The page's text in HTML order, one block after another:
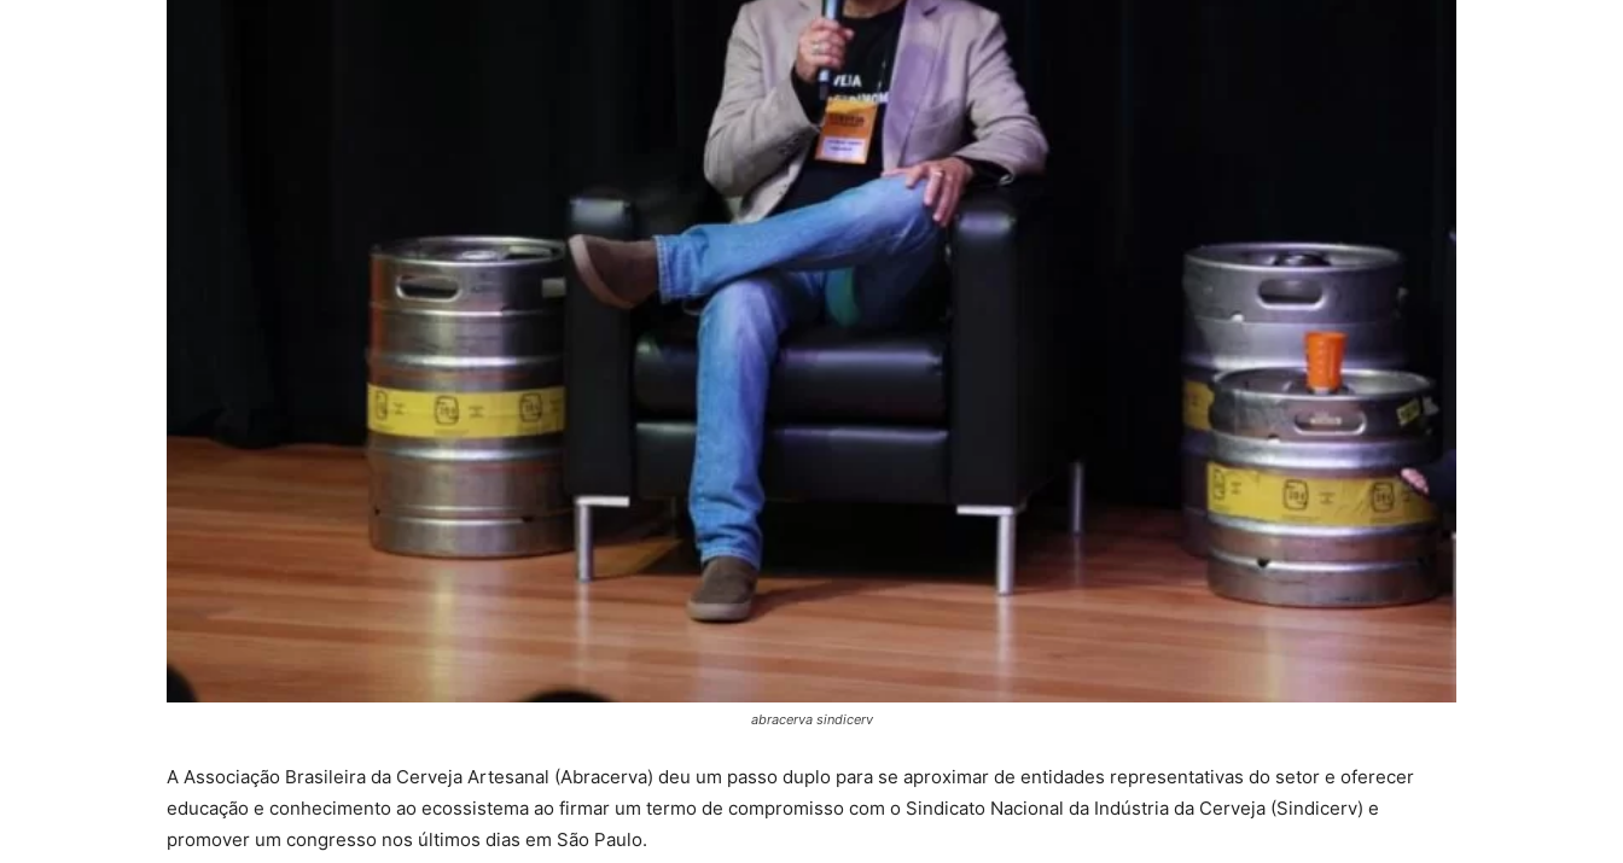
abracerva sindicerv
A Associação Brasileira da Cerveja Artesanal (Abracerva) deu um passo duplo para se aproximar de entidades representativas do setor e oferecer
educação e conhecimento ao ecossistema ao firmar um termo de compromisso com o Sindicato Nacional da Indústria da Cerveja (Sindicerv) e
promover um congresso nos últimos dias em São Paulo.